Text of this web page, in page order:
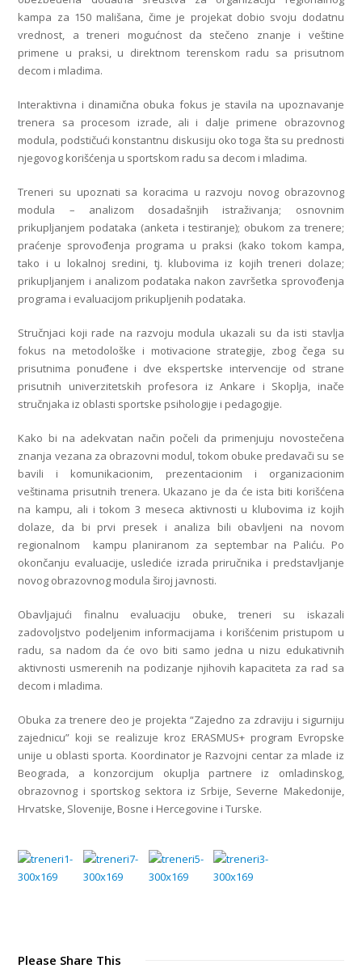
kampa za 150 mališana, čime je projekat dobio svoju dodatnu
vrednost, a treneri mogućnost da stečeno znanje i veštine
primene u praksi, u direktnom terenskom radu sa prisutnom
decom i mladima.
Interaktivna i dinamična obuka fokus je stavila na upoznavanje
trenera sa procesom izrade, ali i dalje primene obrazovnog
modula, podstičući konstantnu diskusiju oko toga šta su prednosti
njegovog korišćenja u sportskom radu sa decom i mladima.
Treneri su upoznati sa koracima u razvoju novog obrazovnog
modula – analizom dosadašnjih istraživanja; osnovnim
prikupljanjem podataka (anketa i testiranje); obukom za trenere;
praćenje sprovođenja programa u praksi (kako tokom kampa,
tako i u lokalnoj sredini, tj. klubovima iz kojih treneri dolaze;
prikupljanjem i analizom podataka nakon završetka sprovođenja
programa i evaluacijom prikupljenih podataka.
Stručnjaci koji rade na razvoju modula ukazali su da isti stavlja
fokus na metodološke i motivacione strategije, zbog čega su
prisutnima ponuđene i dve ekspertske intervencije od strane
prisutnih univerzitetskih profesora iz Ankare i Skoplja, inače
stručnjaka iz oblasti sportske psihologije i pedagogije.
Kako bi na adekvatan način počeli da primenjuju novostečena
znanja vezana za obrazovni modul, tokom obuke predavači su se
bavili i komunikacionim, prezentacionim i organizacionim
veštinama prisutnih trenera. Ukazano je da će ista biti korišćena
na kampu, ali i tokom 3 meseca aktivnosti u klubovima iz kojih
dolaze, da bi prvi presek i analiza bili obavljeni na novom
regionalnom kampu planiranom za septembar na Paliću. Po
okončanju evaluacije, uslediće izrada priručnika i predstavljanje
novog obrazovnog modula široj javnosti.
Obavljajući finalnu evaluaciju obuke, treneri su iskazali
zadovoljstvo podeljenim informacijama i korišćenim pristupom u
radu, sa nadom da će ovo biti samo jedna u nizu edukativnih
aktivnosti usmerenih na podizanje njihovih kapaciteta za rad sa
decom i mladima.
Obuka za trenere deo je projekta “Zajedno za zdraviju i sigurniju
zajednicu” koji se realizuje kroz ERASMUS+ program Evropske
unije u oblasti sporta. Koordinator je Razvojni centar za mlade iz
Beograda, a konzorcijum okuplja partnere iz omladinskog,
obrazovnog i sportskog sektora iz Srbije, Severne Makedonije,
Hrvatske, Slovenije, Bosne i Hercegovine i Turske.
Please Share This